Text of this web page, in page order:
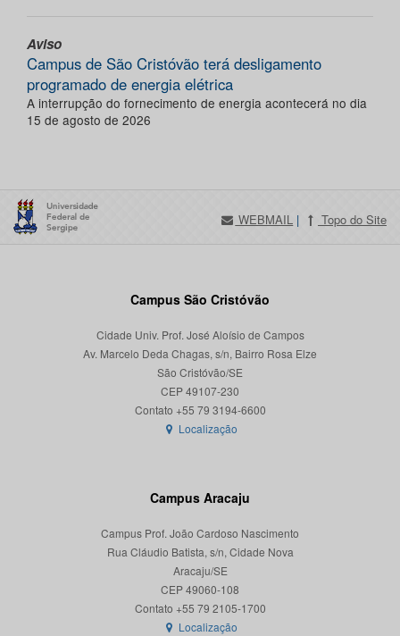
Aviso
Campus de São Cristóvão terá desligamento
programado de energia elétrica
A interrupção do fornecimento de energia acontecerá no dia
15 de agosto de 2026
WEBMAIL | Topo do Site
Campus São Cristóvão
Cidade Univ. Prof. José Aloísio de Campos
Av. Marcelo Deda Chagas, s/n, Bairro Rosa Elze
São Cristóvão/SE
CEP 49107-230
Localização
Campus Aracaju
Campus Prof. João Cardoso Nascimento
Rua Cláudio Batista, s/n, Cidade Nova
Aracaju/SE
CEP 49060-108
Localização